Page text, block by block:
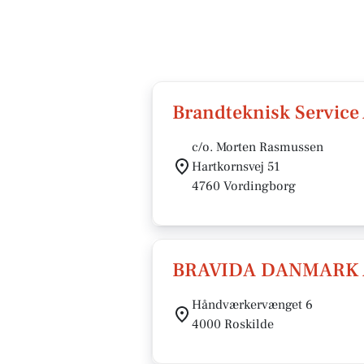
Brandteknisk Service
c/o. Morten Rasmussen
Hartkornsvej 51
4760 Vordingborg
BRAVIDA DANMARK
Håndværkervænget 6
4000 Roskilde